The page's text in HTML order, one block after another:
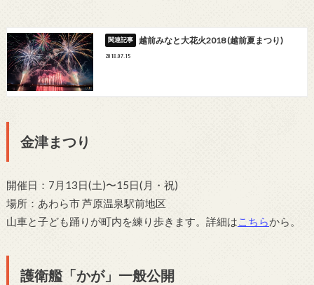
越前みなと大花火2018 (越前夏まつり)
2018.07.15
金津まつり
開催日：7月13日(土)〜15日(月・祝)
場所：あわら市 芦原温泉駅前地区
山車と子ども踊りが町内を練り歩きます。詳細はこちらから。
護衛艦「かが」一般公開